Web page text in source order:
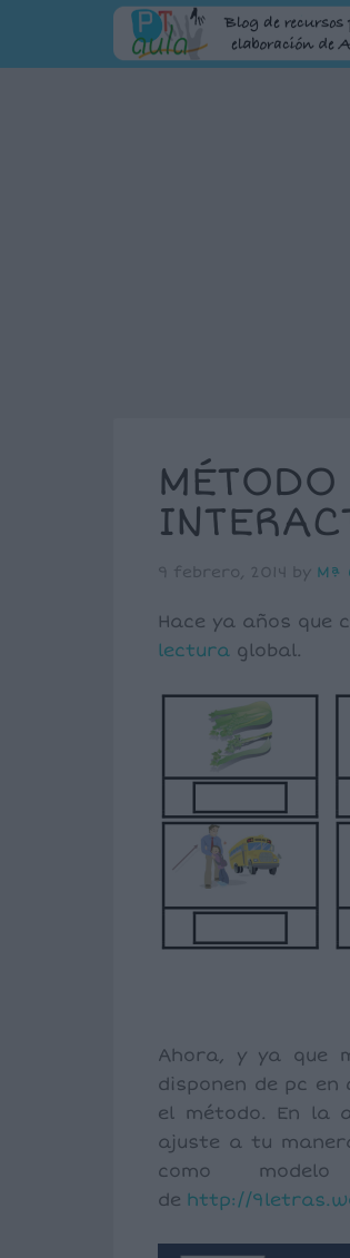
9 febrero, 2014 by Mª
Hace ya años que
lectura global.
Ahora, y ya que
disponen de pc en
el método. En la
ajuste a tu
como
de http://